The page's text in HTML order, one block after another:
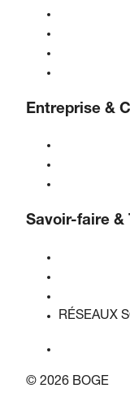
Entreprise &
Savoir-faire &
RÉSEAUX
© 2026 BOGE